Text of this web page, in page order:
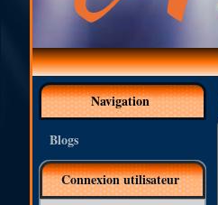
Navigation
Blogs
Connexion utilisateur